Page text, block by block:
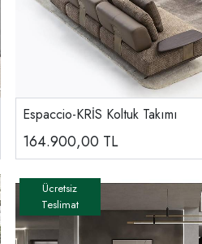
Espaccio-KRİS Koltuk Takımı
164.900,00 TL